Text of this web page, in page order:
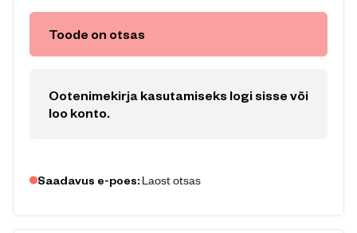
Toode on otsas
Ootenimekirja kasutamiseks logi sisse või
loo konto.
Saadavus e-poes: Laost otsas